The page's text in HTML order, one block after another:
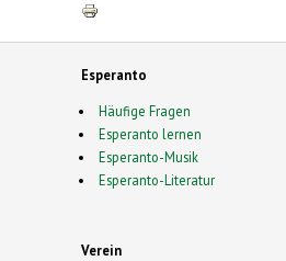
Esperanto
Häufige Fragen
Esperanto lernen
Esperanto-Musik
Esperanto-Literatur
Verein